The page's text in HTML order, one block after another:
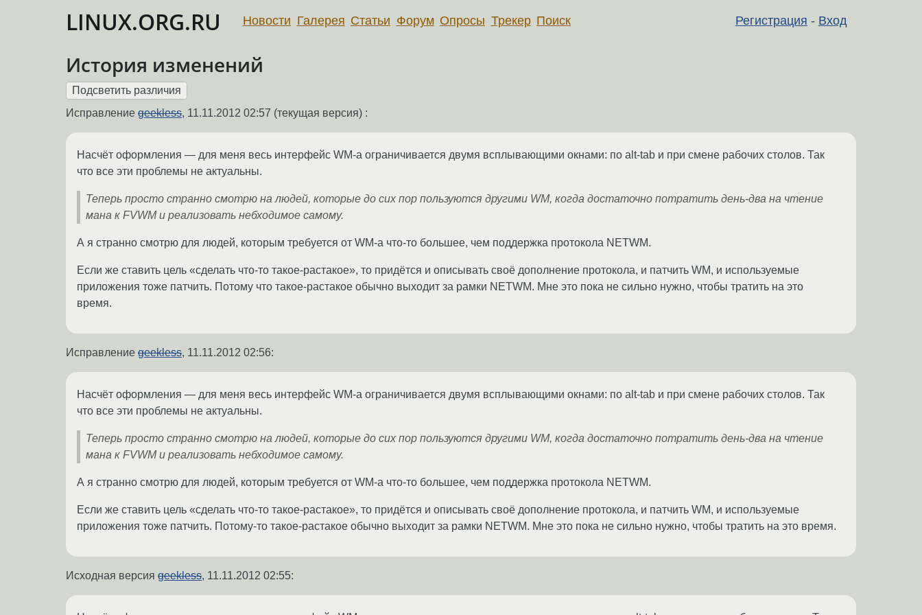
LINUX.ORG.RU Регистрация - Вход
Новости Галерея Статьи Форум Опросы Трекер Поиск
История изменений
Исправление geekless, 11.11.2012 02:57 (текущая версия) :
Насчёт оформления — для меня весь интерфейс WM-а ограничивается двумя всплывающими окнами: по alt-tab и при смене рабочих столов. Так
что все эти проблемы не актуальны.
Теперь просто странно смотрю на людей, которые до сих пор пользуются другими WM, когда достаточно потратить день-два на чтение
мана к FVWM и реализовать небходимое самому.
А я странно смотрю для людей, которым требуется от WM-а что-то большее, чем поддержка протокола NETWM.
Если же ставить цель «сделать что-то такое-растакое», то придётся и описывать своё дополнение протокола, и патчить WM, и используемые
приложения тоже патчить. Потому что такое-растакое обычно выходит за рамки NETWM. Мне это пока не сильно нужно, чтобы тратить на это
время.
Исправление geekless, 11.11.2012 02:56:
Насчёт оформления — для меня весь интерфейс WM-а ограничивается двумя всплывающими окнами: по alt-tab и при смене рабочих столов. Так
что все эти проблемы не актуальны.
Теперь просто странно смотрю на людей, которые до сих пор пользуются другими WM, когда достаточно потратить день-два на чтение
мана к FVWM и реализовать небходимое самому.
А я странно смотрю для людей, которым требуется от WM-а что-то большее, чем поддержка протокола NETWM.
Если же ставить цель «сделать что-то такое-растакое», то придётся и описывать своё дополнение протокола, и патчить WM, и используемые
приложения тоже патчить. Потому-то такое-растакое обычно выходит за рамки NETWM. Мне это пока не сильно нужно, чтобы тратить на это время.
Исходная версия geekless, 11.11.2012 02:55: